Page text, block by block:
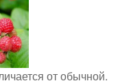
от обычной.